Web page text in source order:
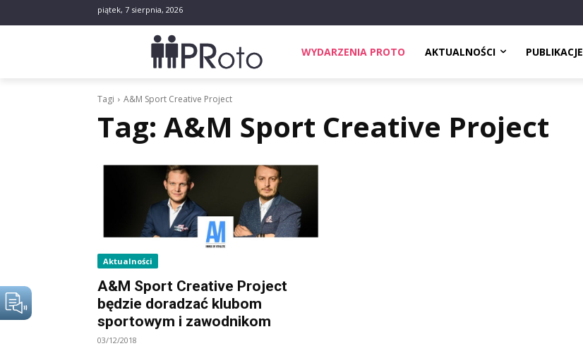
piątek, 7 sierpnia, 2026
WYDARZENIA PROTO AKTUALNOŚCI PUBLIKACJE
Tagi A&M Sport Creative Project
Tag: A&M Sport Creative Project
Aktualności
A&M Sport Creative Project
będzie doradzać klubom
sportowym i zawodnikom
03/12/2018